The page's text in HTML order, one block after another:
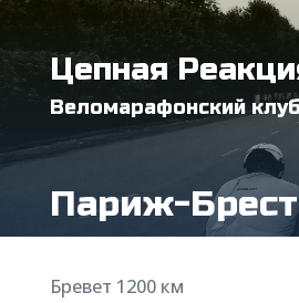
Цепная
Веломарафонский
Париж-
Бревет 1200 км